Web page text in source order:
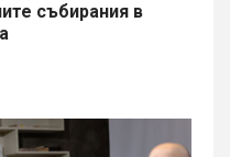
събирания в